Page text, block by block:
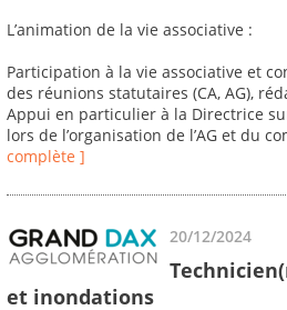
L’animation de la vie associative :
Participation à la vie associative et
des réunions statutaires (CA, AG),
Appui en particulier à la Directrice
lors de l’organisation de l’AG et du
complète ]
20/12/2024
et inondations